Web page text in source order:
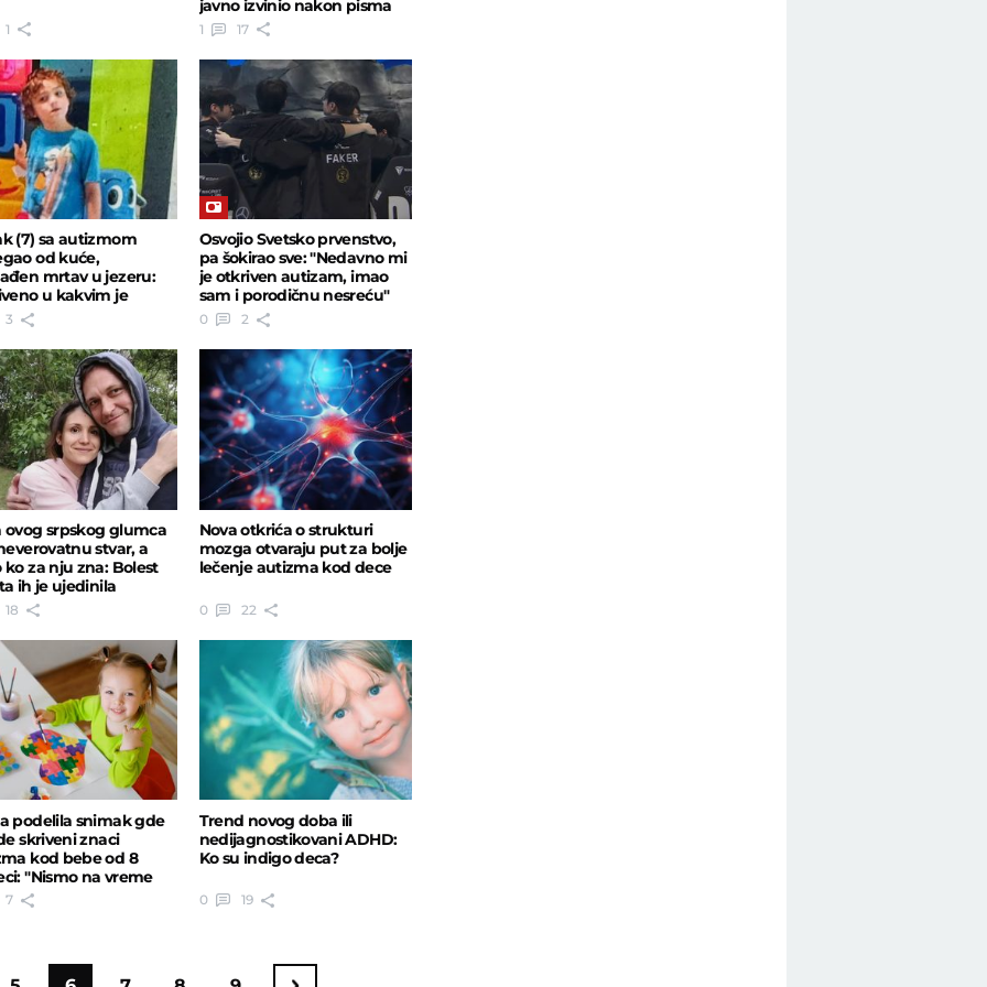
1
javno izvinio nakon pisma
jedne majke
1 17
(7) sa autizmom
od kuće,
mrtav u jezeru:
u kakvim je
uslovima živeo
3
Osvojio Svetsko prvenstvo,
pa šokirao sve: "Nedavno mi
je otkriven autizam, imao
sam i porodičnu nesreću"
0 2
ovog srpskog glumca
stvar, a
ko za nju zna: Bolest
ih je ujedinila
18
Nova otkrića o strukturi
mozga otvaraju put za bolje
lečenje autizma kod dece
0 22
podelila snimak gde
skriveni znaci
kod bebe od 8
"Nismo na vreme
7
Trend novog doba ili
nedijagnostikovani ADHD:
Ko su indigo deca?
0 19